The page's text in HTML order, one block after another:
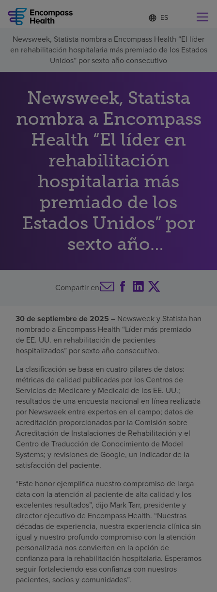
Lista
de
idiomas
contraída
d
o
m
a
e
c
c
i
n
d
Encuentre una localidad cerca de usted
Por qué debe elegirnos
Servicios de rehabilitación
Recursos de salud
Acerca de nosotros
Inversores
Newsweek, Statista nombra a Encompass Health “El líder
en rehabilitación hospitalaria más premiado de los Estados
Unidos” por sexto año consecutivo
Newsweek, Statista
nombra a Encompass
Health “El líder en
rehabilitación
hospitalaria más
premiado de los
Estados Unidos” por
sexto año
consecutivo
Compartir en
30 de septiembre de 2025 – Newsweek y Statista han
nombrado a Encompass Health “Líder más premiado
de EE. UU. en rehabilitación de pacientes
hospitalizados” por sexto año consecutivo.
La clasificación se basa en cuatro pilares de datos:
métricas de calidad publicadas por los Centros de
Servicios de Medicare y Medicaid de los EE. UU.;
resultados de una encuesta nacional en línea realizada
por Newsweek entre expertos en el campo; datos de
acreditación proporcionados por la Comisión sobre
Acreditación de Instalaciones de Rehabilitación y el
Centro de Traducción de Conocimiento de Model
Systems; y revisiones de Google, un indicador de la
satisfacción del paciente.
“Este honor ejemplifica nuestro compromiso de larga
data con la atención al paciente de alta calidad y los
excelentes resultados”, dijo Mark Tarr, presidente y
director ejecutivo de Encompass Health. “Nuestras
décadas de experiencia, nuestra experiencia clínica sin
igual y nuestro profundo compromiso con la atención
personalizada nos convierten en la opción de
confianza para la rehabilitación hospitalaria. Esperamos
seguir fortaleciendo esa confianza con nuestros
pacientes, socios y comunidades”.